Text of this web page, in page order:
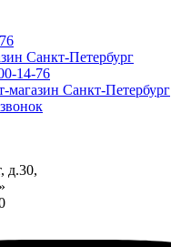
Санкт-Петербург
14-76
магазин Санкт-Петербург
д.30,